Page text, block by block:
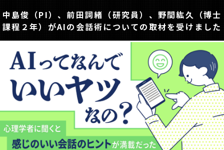
中島俊（PI）、前田詞緒（研究員）、野間紘久（博士
課程２年）がAIの会話術についての取材を受けました